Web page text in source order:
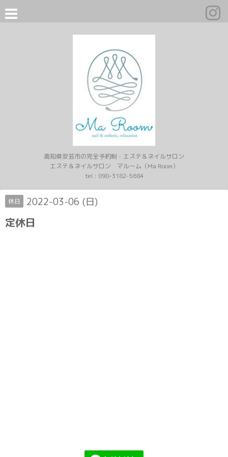
高知県安芸市の完全予約制・エステ＆ネイルサロン
エステ＆ネイルサロン マルーム（Ma Room）
tel : 090-3182-5684
休日 2022-03-06 (日)
定休日